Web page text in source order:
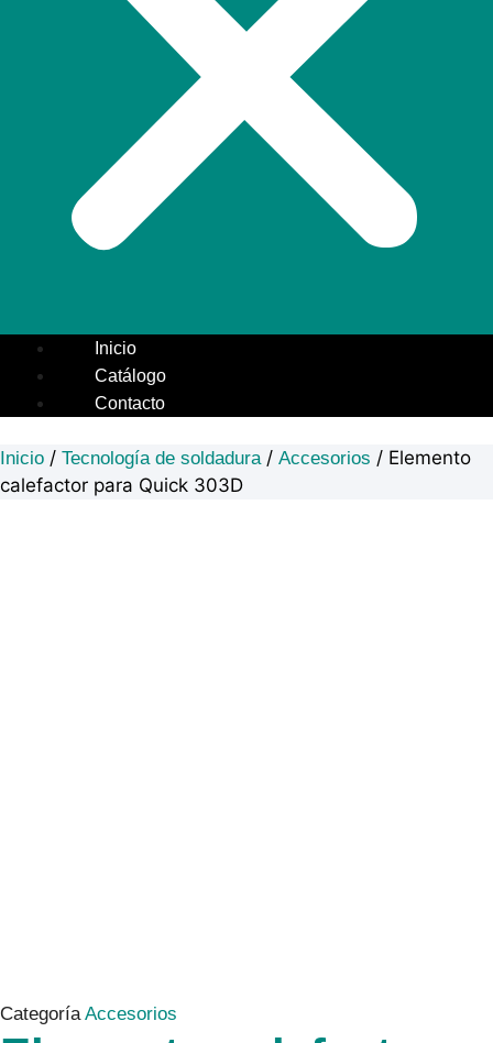
Inicio
Catálogo
Contacto
Inicio / Tecnología de soldadura/ Accesorios / Elemento
calefactor para Quick 303D
Categoría Accesorios